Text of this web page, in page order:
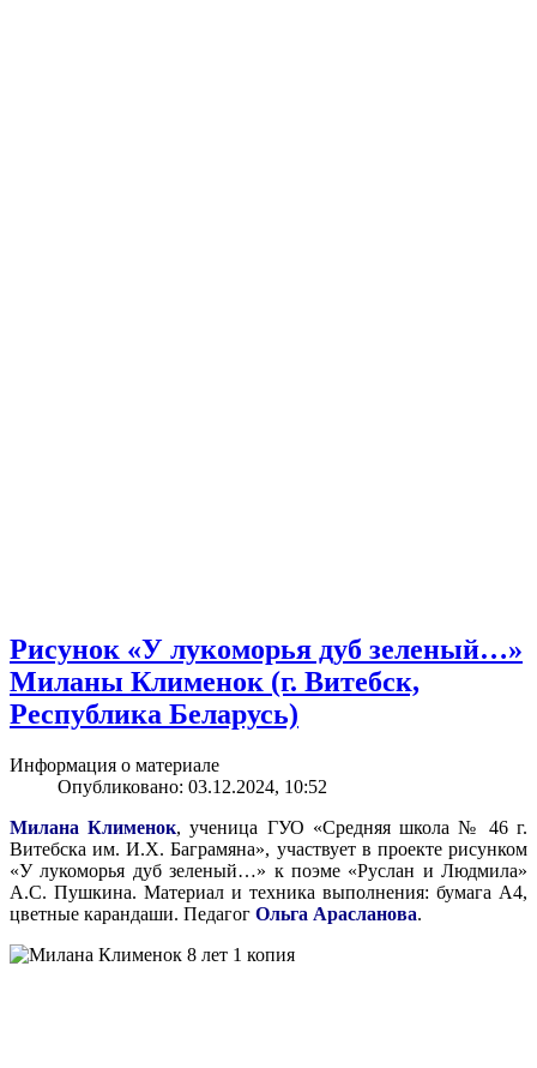
Рисунок «У лукоморья дуб зеленый…»
Миланы Клименок (г. Витебск,
Республика Беларусь)
Информация о материале
Опубликовано: 03.12.2024, 10:52
Милана Клименок, ученица ГУО «Средняя школа № 46 г.
Витебска им. И.Х. Баграмяна», участвует в проекте рисунком
«У лукоморья дуб зеленый…» к поэме «Руслан и Людмила»
А.С. Пушкина. Материал и техника выполнения: бумага А4,
цветные карандаши. Педагог Ольга Арасланова.